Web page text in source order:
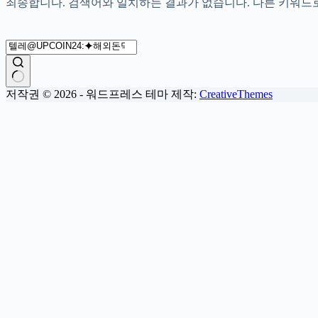
죄송합니다. 검색어와 일치하는 결과가 없습니다. 다른 키워드
결
저작권 © 2026 - 워드프레스 테마 제작: CreativeThemes